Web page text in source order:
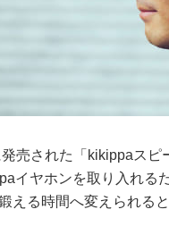
売された「kikippaスピ
イヤホンを取り入れる
える時間へ変えられると